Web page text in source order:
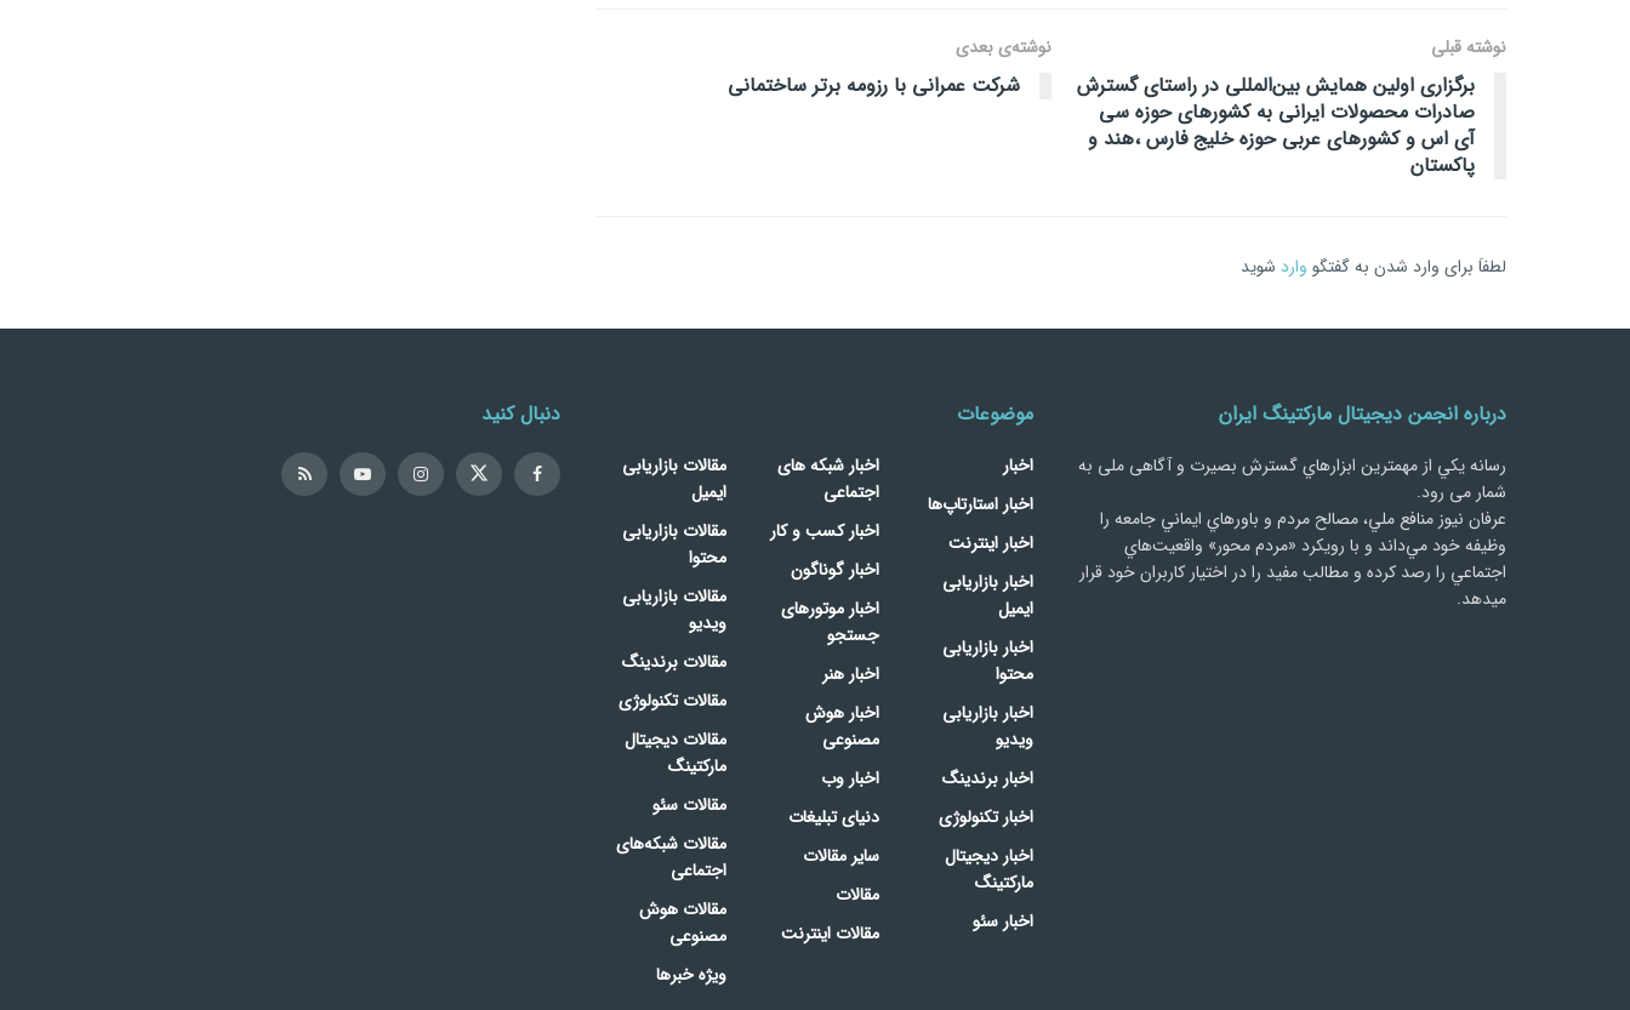
نوشته قبلی
برگزاری اولین همایش بین‌المللی در راستای گسترش
صادرات محصولات ایرانی به کشورهای حوزه سی
آی اس و کشورهای عربی حوزه خلیج فارس ،هند و
پاکستان
نوشته‌ی بعدی
شرکت عمرانی با رزومه برتر ساختمانی
لطفاَ برای وارد شدن به گفتگو وارد شوید
درباره انجمن دیجیتال مارکتینگ ایران
رسانه يكي از مهمترین ابزارهاي گسترش بصیرت و آگاهی ملی به
شمار می رود.
عرفان نیوز منافع ملي، مصالح مردم و باورهاي ايماني جامعه را
وظيفه خود مي‌داند و با رويكرد «مردم‌ محور» واقعيت‌هاي
اجتماعي را رصد کرده و مطالب مفید را در اختیار کاربران خود قرار
میدهد.
موضوعات
اخبار
اخبار استارتاپ‌ها
اخبار اینترنت
اخبار بازاریابی
ایمیل
اخبار بازاریابی
محتوا
اخبار بازاریابی
ویدیو
اخبار برندینگ
اخبار تکنولوژی
اخبار دیجیتال
مارکتینگ
اخبار سئو
اخبار شبکه های
اجتماعی
اخبار کسب و کار
اخبار گوناگون
اخبار موتورهای
جستجو
اخبار هنر
اخبار هوش
مصنوعی
اخبار وب
دنیای تبلیغات
سایر مقالات
مقالات
مقالات اینترنت
مقالات بازاریابی
ایمیل
مقالات بازاریابی
محتوا
مقالات بازاریابی
ویدیو
مقالات برندینگ
مقالات تکنولوژی
مقالات دیجیتال
مارکتینگ
مقالات سئو
مقالات شبکه‌های
اجتماعی
مقالات هوش
مصنوعی
ویژه خبرها
دنبال کنید